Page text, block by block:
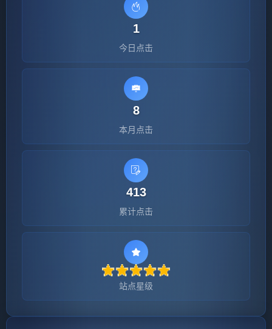
1
今日点击
8
本月点击
413
累计点击
站点星级